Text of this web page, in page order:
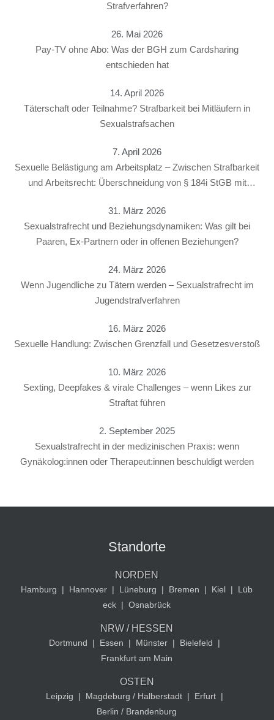
Strafverfahren?
26. Mai 2026
Pay-TV ohne Abo: Was der BGH zum Cardsharing
entschieden hat
14. April 2026
Täterschaft oder Teilnahme? Strafbarkeit bei Mitläufern in
Sexualstrafsachen
7. April 2026
Sexuelle Belästigung am Arbeitsplatz – Zwischen Strafbarkeit
und Arbeitsrecht: Überschneidung von § 184i StGB mit
31. März 2026
Sexualstrafrecht und Beziehungsdynamiken: Was gilt bei
Paaren, Ex-Partnern oder in offenen Beziehungen?
24. März 2026
Wenn Jugendliche zu Tätern werden – Sexualstrafrecht im
Jugendstrafverfahren
16. März 2026
Sexuelle Handlung: Zwischen Grenzfall und Gesetzesverstoß
10. März 2026
Sexting, Deepfakes & virale Challenges – wenn Likes zur
Straftat führen
2. September 2025
Sexualstrafrecht in der medizinischen Praxis: wenn
Gynäkolog:innen oder Therapeut:innen beschuldigt werden
Standorte
NORDEN
Hamburg | Hannover | Lüneburg | Bremen | Kiel |
Lüb
eck | Osnabrück
NRW / HESSEN
Dortmund | Essen | Münster | Bielefeld
|
Frankfurt am Main
OSTEN
Leipzig | Magdeburg / Halberstadt | Erfurt |
Berlin / Brandenburg